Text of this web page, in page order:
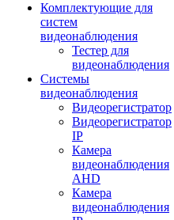
Комплектующие для
систем
видеонаблюдения
Тестер для
видеонаблюдения
Системы
видеонаблюдения
Видеорегистратор
Видеорегистратор
IP
Камера
видеонаблюдения
AHD
Камера
видеонаблюдения